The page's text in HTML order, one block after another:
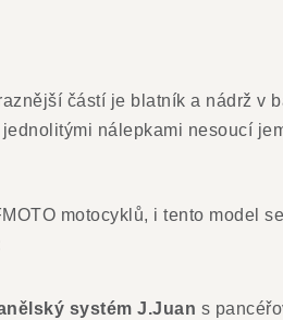
částí je blatník a nádrž v
nálepkami nesoucí
motocyklů, i tento model
systém J.Juan s